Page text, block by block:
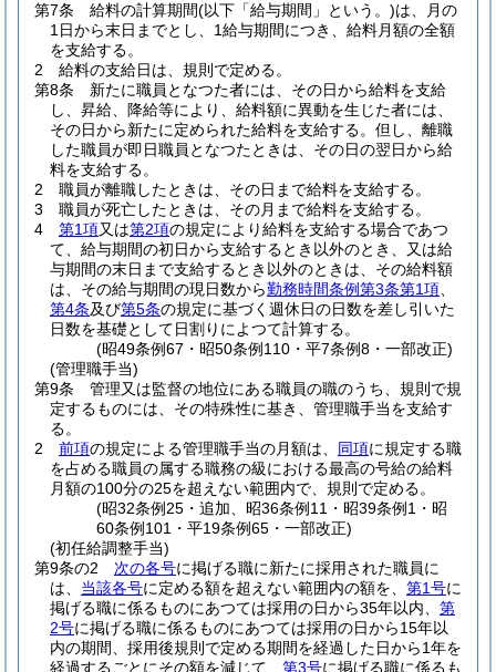
第7条
給料の計算期間(以下「給与期間」という。)は、月の
1日から末日までとし、1給与期間につき、給料月額の全額
を支給する。
2
給料の支給日は、規則で定める。
第8条
新たに職員となつた者には、その日から給料を支給
し、昇給、降給等により、給料額に異動を生じた者には、
その日から新たに定められた給料を支給する。 但し、離職
した職員が即日職員となつたときは、その日の翌日から給
料を支給する。
2
職員が離職したときは、その日まで給料を支給する。
3
職員が死亡したときは、その月まで給料を支給する。
4
第1項又は第2項の規定により給料を支給する場合であつ
て、給与期間の初日から支給するとき以外のとき、又は給
与期間の末日まで支給するとき以外のときは、その給料額
は、その給与期間の現日数から勤務時間条例第3条第1項
第4条及び第5条の規定に基づく週休日の日数を差し引いた
日数を基礎として日割りによつて計算する。
(昭49条例67・昭50条例110・平7条例8・一部改正)
(管理職手当)
第9条
管理又は監督の地位にある職員の職のうち、規則で規
定するものには、その特殊性に基き、管理職手当を支給す
る。
2
前項の規定による管理職手当の月額は、 同項に規定する職
を占める職員の属する職務の級における最高の号給の給料
月額の100分の25を超えない範囲内で、規則で定める。
(昭32条例25・追加、昭36条例11・昭39条例1・昭
60条例101・平19条例65・一部改正)
(初任給調整手当)
第9条の2
次の各号に掲げる職に新たに採用された職員に
は、 当該各号に定める額を超えない範囲内の額を、 第1号に
掲げる職に係るものにあつては採用の日から35年以内、 第
2号に掲げる職に係るものにあつては採用の日から15年以
内の期間、採用後規則で定める期間を経過した日から1年を
経過するごとにその額を減じて、 第3号に掲げる職に係るも